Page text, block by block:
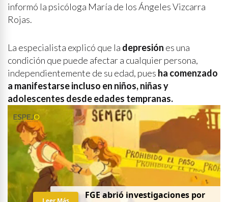
informó la psicóloga María de los Ángeles Vizcarra
Rojas.
La especialista explicó que la depresión es una
condición que puede afectar a cualquier persona,
independientemente de su edad, pues ha comenzado
a manifestarse incluso en niños, niñas y
adolescentes desde edades tempranas.
FGE abrió investigaciones por